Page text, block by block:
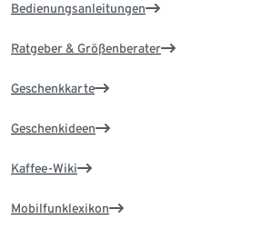
Bedienungsanleitungen
Ratgeber & Größenberater
Geschenkkarte
Geschenkideen
Kaffee-Wiki
Mobilfunklexikon